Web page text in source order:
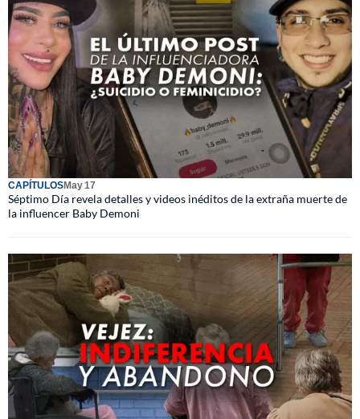
CAPÍTULOSMay 17
Séptimo Día revela detalles y videos inéditos de la extraña muerte de
la influencer Baby Demoni